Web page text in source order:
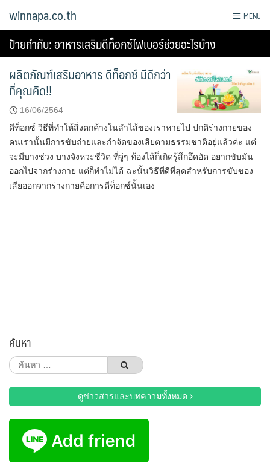
winnapa.co.th MENU
ป้ายกำกับ:อาหารเสริมดีท็อกซ์ไฟเบอร์ช่วยอะไรบ้าง
ผลิตภัณฑ์เสริมอาหาร ดีท็อกซ์ มีดีกว่า
ที่คุณคิด!!
16/06/2564
ดีท็อกซ์ วิธีที่ทำให้สิ่งตกค้างในลำไส้ของเราหายไป ปกติร่างกายของ
คนเรานั้นมีการขับถ่ายและกำจัดของเสียตามธรรมชาติอยู่แล้วค่ะ แต่
จะมีบางช่วง บางจังหวะชีวิต ที่จู่ๆ ท้องไส้ก็เกิดรู้สึกอึดอัด อยากขับมัน
ออกไปจากร่างกาย แต่ก็ทำไม่ได้ ฉะนั้นวิธีที่ดีที่สุดสำหรับการขับของ
เสียออกจากร่างกายคือการดีท็อกซ์นั้นเอง
ค้นหา
ค้นหา
สำหรับ:
ดูข่าวสารและบทความทั้งหมด